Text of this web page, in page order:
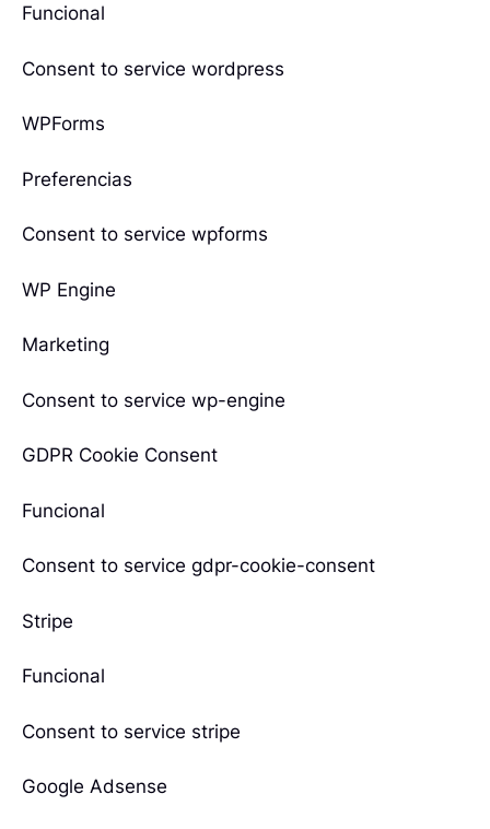
Funcional
Consent to service wordpress
WPForms
Preferencias
Consent to service wpforms
WP Engine
Marketing
Consent to service wp-engine
GDPR Cookie Consent
Funcional
Consent to service gdpr-cookie-consent
Stripe
Funcional
Consent to service stripe
Google Adsense